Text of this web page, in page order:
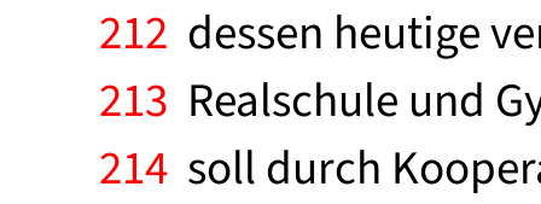
212 dessen heutige
213 Realschule und
214 soll durch